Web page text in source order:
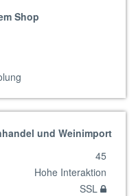
Shop
und Weinimport
45
Hohe Interaktion
SSL